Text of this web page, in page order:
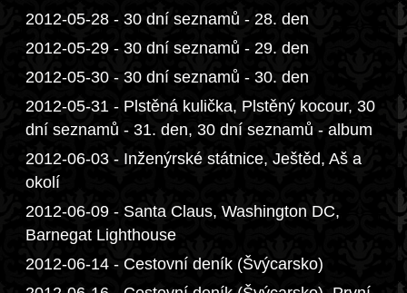
2012-05-28 - 30 dní seznamů - 28. den
2012-05-29 - 30 dní seznamů - 29. den
2012-05-30 - 30 dní seznamů - 30. den
2012-05-31 - Plstěná kulička, Plstěný kocour, 30
dní seznamů - 31. den, 30 dní seznamů - album
2012-06-03 - Inženýrské státnice, Ještěd, Aš a
okolí
2012-06-09 - Santa Claus, Washington DC,
Barnegat Lighthouse
2012-06-14 - Cestovní deník (Švýcarsko)